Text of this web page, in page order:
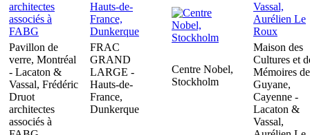
Pavillon de
verre, Montréal
- Lacaton &
Vassal, Frédéric
Druot
architectes
associés à
FRAC
GRAND
LARGE -
Hauts-de-
France,
Dunkerque
Centre Nobel,
Stockholm
Maison des
Cultures et
Mémoires de
Guyane,
Cayenne -
Lacaton &
Vassal,